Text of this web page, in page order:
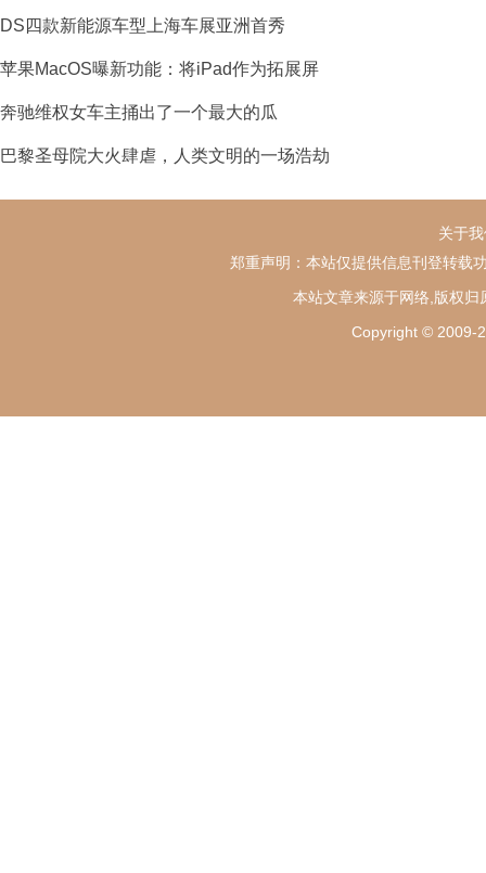
DS四款新能源车型上海车展亚洲首秀
苹果MacOS曝新功能：将iPad作为拓展屏
奔驰维权女车主捅出了一个最大的瓜
巴黎圣母院大火肆虐，人类文明的一场浩劫
关于
郑重声明：本站仅提供信息刊登转载
本站文章来源于网络,版权
Copyright © 2009-